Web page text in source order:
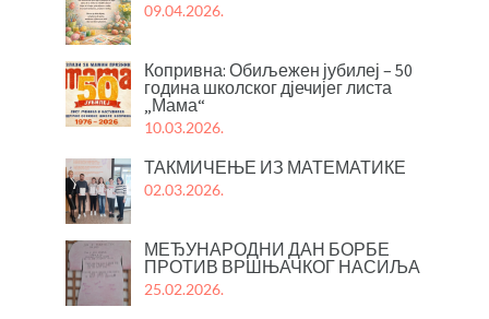
09.04.2026.
Копривна: Обиљежен јубилеј – 50
година школског дјечијег листа
„Мама“
10.03.2026.
ТАКМИЧЕЊЕ ИЗ МАТЕМАТИКЕ
02.03.2026.
МЕЂУНАРОДНИ ДАН БОРБЕ
ПРОТИВ ВРШЊАЧКОГ НАСИЉА
25.02.2026.